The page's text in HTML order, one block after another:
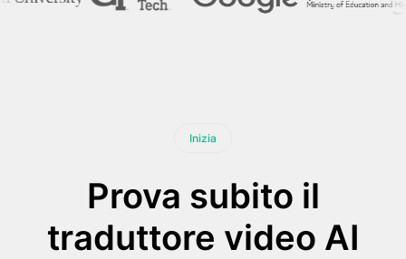
Inizia
Prova subito il
traduttore video AI